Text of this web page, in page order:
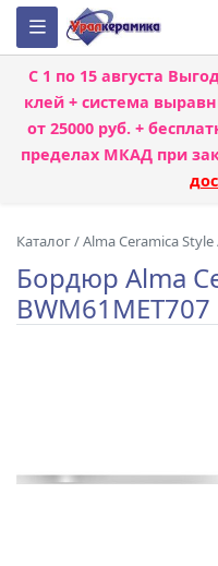
С 1 по 15 августа
клей + система
от 25000 руб. +
пределах МКАД при
Каталог/Alma Ceramica Style
Бордюр Alma